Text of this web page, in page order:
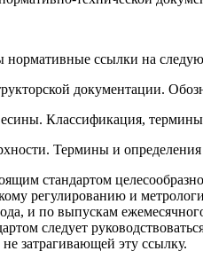
нормативные ссылки на
документации.
Классификация, термины
Термины и определения
стандартом
регулированию и
и по выпускам
следует
затрагивающей эту ссылку.